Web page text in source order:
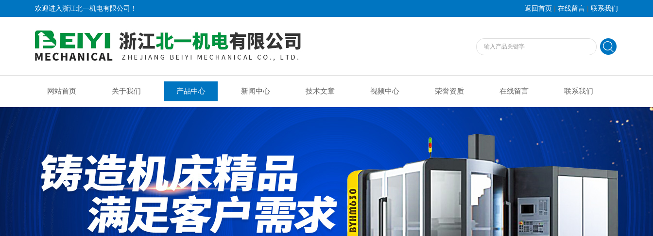
欢迎进入浙江北一机电有限公司！ 返回首页 | 在线留言 | 联系我们
网站首页 关于我们 产品中心 新闻中心 技术文章 视频中心 荣誉资质 在线留言 联系我们